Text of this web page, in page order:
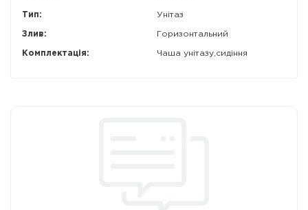
Тип: Унітаз
Злив: Горизонтальний
Комплектація: Чаша унітазу,сидіння